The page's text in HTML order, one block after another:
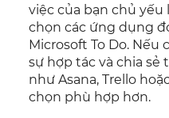
việc của bạn chủ yếu
chọn các ứng dụng
Microsoft To Do. Nếu
sự hợp tác và chia sẻ
như Asana, Trello
chọn phù hợp hơn.